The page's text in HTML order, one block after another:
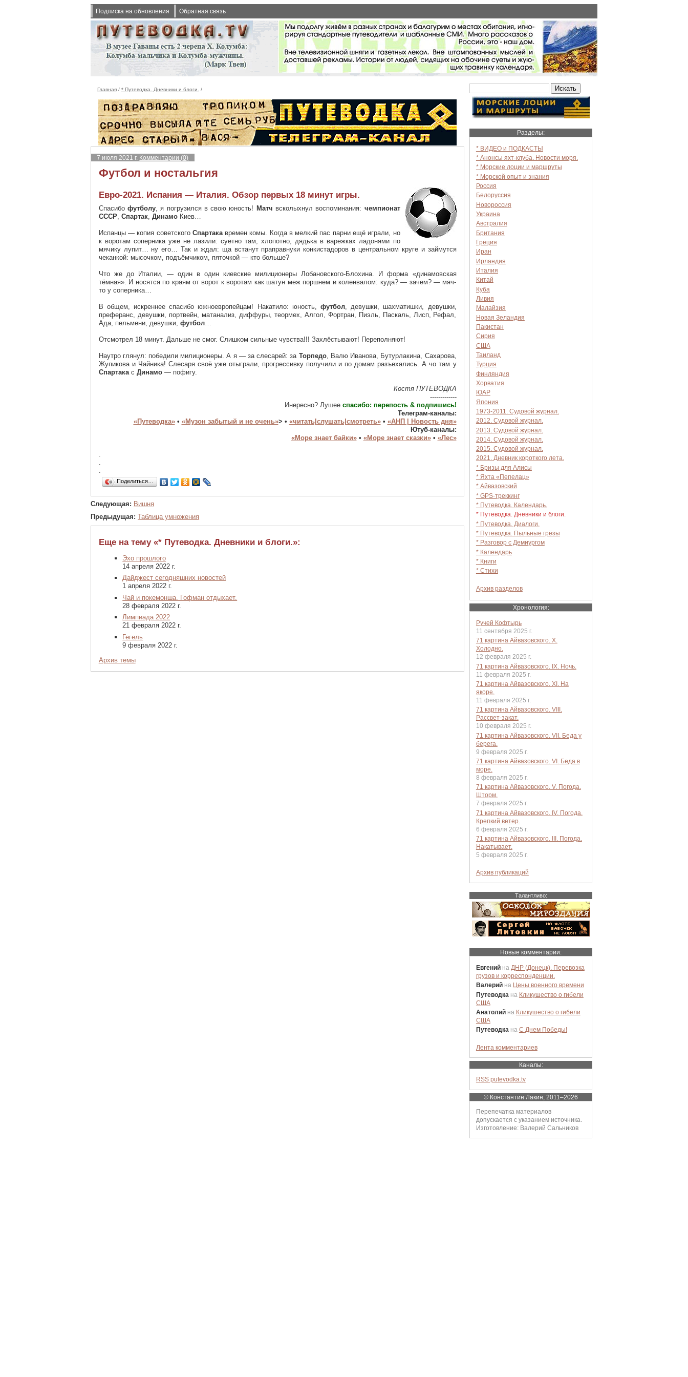
Подписка на обновления Обратная связь
Главная/ * Путеводка. Дневники и блоги. /
Разделы:
* ВИДЕО и ПОДКАСТЫ
* Анонсы яхт-клуба. Новости моря.
* Морские лоции и маршруты
* Морской опыт и знания
Россия
Белоруссия
Новороссия
Украина
Австралия
Британия
Греция
Иран
Ирландия
Италия
Китай
Куба
Ливия
Малайзия
Новая Зеландия
Пакистан
Сирия
США
Таиланд
Турция
Финляндия
Хорватия
ЮАР
Япония
1973-2011. Судовой журнал.
2012. Судовой журнал.
2013. Судовой журнал.
2014. Судовой журнал.
2015. Судовой журнал.
2021. Дневник короткого лета.
* Бризы для Алисы
* Яхта «Пепелац»
* Айвазовский
* GPS-треккинг
* Путеводка. Календарь.
* Путеводка. Дневники и блоги.
* Путеводка. Диалоги.
* Путеводка. Пыльные грёзы
* Разговор с Демиургом
* Календарь
* Книги
* Стихи
Архив разделов
Хронология:
Ручей Кофтырь
11 сентября 2025 г.
71 картина Айвазовского. X.
Холодно.
12 февраля 2025 г.
71 картина Айвазовского. IX. Ночь.
11 февраля 2025 г.
71 картина Айвазовского. XI. На
якоре.
11 февраля 2025 г.
71 картина Айвазовского. VIII.
Рассвет-закат.
10 февраля 2025 г.
71 картина Айвазовского. VII. Беда у
берега.
9 февраля 2025 г.
71 картина Айвазовского. VI. Беда в
море.
8 февраля 2025 г.
71 картина Айвазовского. V. Погода.
Шторм.
7 февраля 2025 г.
71 картина Айвазовского. IV. Погода.
Крепкий ветер.
6 февраля 2025 г.
71 картина Айвазовского. III. Погода.
Накатывает.
5 февраля 2025 г.
Архив публикаций
Талантливо:
Новые комментарии:
Евгенийна ДНР (Донецк). Перевозка
грузов и корреспонденции.
Валерийна
Цены военного времени
Путеводка на Кликушество о гибели
США
Анатолийна Кликушество о гибели
США
Путеводка на С Днем Победы!
Лента комментариев
Каналы:
RSS putevodka.tv
© Константин Лакин, 2011–2026
Перепечатка материалов
допускается с указанием источника.
Изготовление: Валерий Сальников
7 июля 2021 г. Комментарии (0)
Футбол и ностальгия
Евро-2021. Испания — Италия. Обзор первых 18 минут игры.
Спасибо футболу, я погрузился в свою юность! Матч всколыхнул воспоминания: чемпионат
СССР, Спартак, ДинамоКиев…
Испанцы — копия советского Спартакавремен комы. Когда в мелкий пас парни ещё играли, но
к воротам соперника уже не лазили: суетно там, хлопотно, дядька в варежках ладонями по
мячику лупит… ну его… Так и ждал: ща встанут праправнуки конкистадоров в центральном круге и займутся
чеканкой: мысочком, подъёмчиком, пяточкой — кто больше?
Что же до Италии, — один в один киевские милиционеры Лобановского-Блохина. И форма «динамовская
тёмная». И носятся по краям от ворот к воротам как шатун меж поршнем и коленвалом: куда? — зачем? — мяч-
то у соперника…
В общем, искреннее спасибо южноевропейцам! Накатило: юность, футбол, девушки, шахматишки, девушки,
преферанс, девушки, портвейн, матанализ, диффуры, теормех, Алгол, Фортран, Пиэль, Паскаль, Лисп, Рефал,
Ада, пельмени, девушки, футбол…
Отсмотрел 18 минут. Дальше не смог. Слишком сильные чувства!!! Захлёстывают! Переполняют!
Наутро глянул: победили милиционеры. А я — за слесарей: за Торпедо, Валю Иванова, Бутурлакина, Сахарова,
Жупикова и Чайника! Слесаря своё уже отыграли, прогрессивку получили и по домам разъехались. А чо там у
Спартакас Динамо— пофигу.
Костя ПУТЕВОДКА
-------------
Инересно? Лушее спасибо: перепость & подпишись!
Телеграм-каналы:
«Путеводка»• «Музон забытый и не очень»> • «читать|слушать|смотреть»• «АНП | Новость дня»
Ютуб-каналы:
«Море знает байки»• «Море знает сказки»• «Лес»
Поделиться…
Следующая: Вишня
Предыдущая: Таблица умножения
Еще на тему «* Путеводка. Дневники и блоги.»:
Эхо прошлого
14 апреля 2022 г.
Дайджест сегодняшних новостей
1 апреля 2022 г.
Чай и покемонша. Гофман отдыхает.
28 февраля 2022 г.
Лимпиада 2022
21 февраля 2022 г.
Гегель
9 февраля 2022 г.
Архив темы